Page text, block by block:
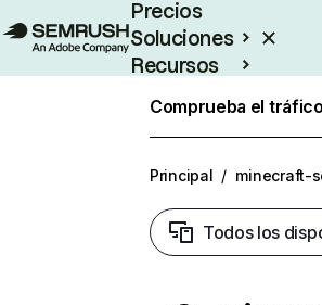
Precios
Soluciones
Recursos
Comprueba el
Principal / minecraft-
Todos los